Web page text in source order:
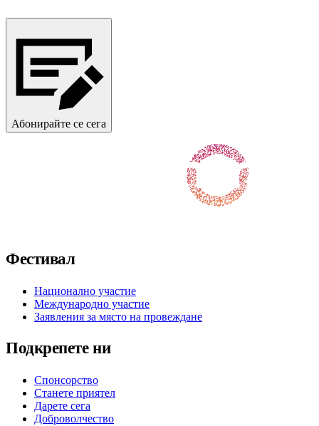
Абонирайте се сега
Фестивал
Национално участие
Международно участие
Заявления за място на провеждане
Подкрепете ни
Спонсорство
Станете приятел
Дарете сега
Доброволчество